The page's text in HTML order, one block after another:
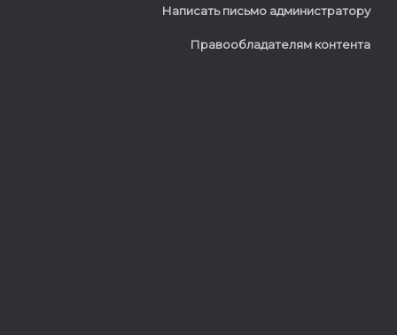
Написать письмо администратору
Правообладателям контента